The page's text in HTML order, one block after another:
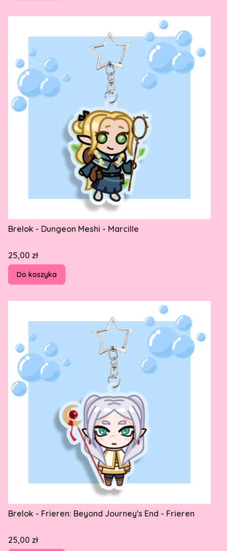
Brelok - Dungeon Meshi - Marcille
Cena
25,00 zł
Do koszyka
Brelok - Frieren: Beyond Journey's End - Frieren
Cena
25,00 zł